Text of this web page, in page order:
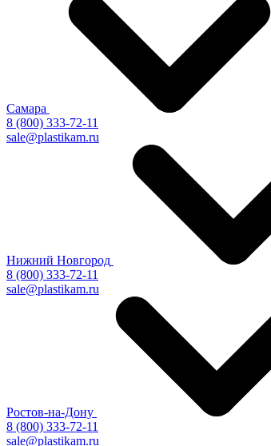
Самара
8 (800) 333-72-11
sale@plastikam.ru
Нижний Новгород
8 (800) 333-72-11
sale@plastikam.ru
Ростов-на-Дону
8 (800) 333-72-11
sale@plastikam.ru